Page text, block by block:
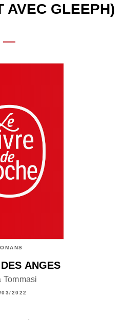
AVEC GLEEPH)
ANGES
Tommasi
03/2022